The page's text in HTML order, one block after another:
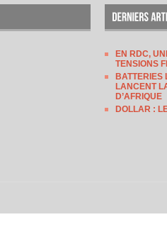
EN RDC,
TENSIONS
BATTERIES
LANCENT
D’AFRIQUE
DOLLAR :